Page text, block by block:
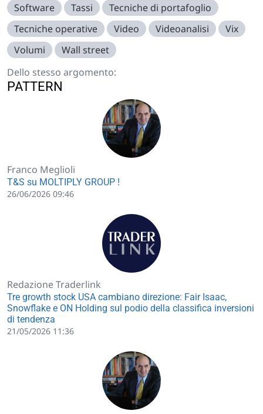
Software
Tassi
Tecniche di portafoglio
Tecniche operative
Video Videoanalisi
Vix
Volumi
Wall street
Dello stesso argomento:
PATTERN
Franco Meglioli
T&S su MOLTIPLY GROUP !
26/06/2026 09:46
Redazione Traderlink
Tre growth stock USA cambiano direzione: Fair Isaac,
Snowflake e ON Holding sul podio della classifica inversioni
di tendenza
21/05/2026 11:36